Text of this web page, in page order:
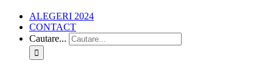
ALEGERI 2024
CONTACT
Cautare...